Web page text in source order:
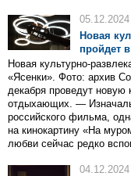
Новая
пройдет
Новая культурно-
«Ясенки». Фото: архив
декабря проведут новую
отдыхающих. —
российского фильма,
на кинокартину «На
любви сейчас редко